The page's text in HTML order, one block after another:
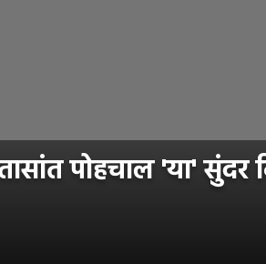
पोहचाल 'या' सुंदर